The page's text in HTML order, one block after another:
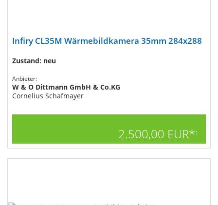
Infiry CL35M Wärmebildkamera 35mm 284x288
Zustand: neu
Anbieter:
W & O Dittmann GmbH & Co.KG
Cornelius Schafmayer
2.500,00 EUR*1